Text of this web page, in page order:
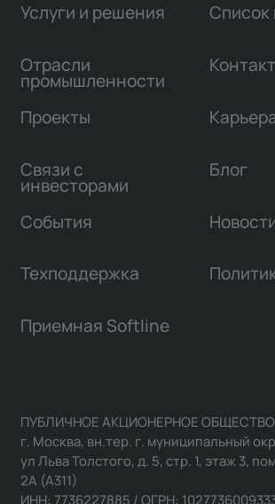
Услуги и решения
Отрасли
промышленности
Проекты
Связи с
инвесторами
Список
Блог
События
Техподдержка
Приемная Softline
ПУБЛИЧНОЕ АКЦИОНЕРНОЕ
г. Москва, вн.тер. г. муниципальный
ул Льва Толстого, д. 5, стр. 1, этаж 3,
2А (А311)
ИНН: 7736227885 / ОГРН: